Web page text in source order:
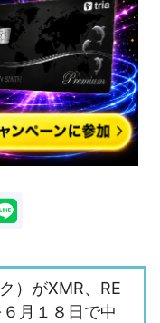
）がXMR、RE
月１８日で中